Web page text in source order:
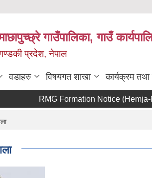
गाउँपालिका, गाउँ
प्रदेश, नेपाल
वडाहरु विषयगत शाखा कार्यक्रम तथा
RMG Formation Notice (Hemja-